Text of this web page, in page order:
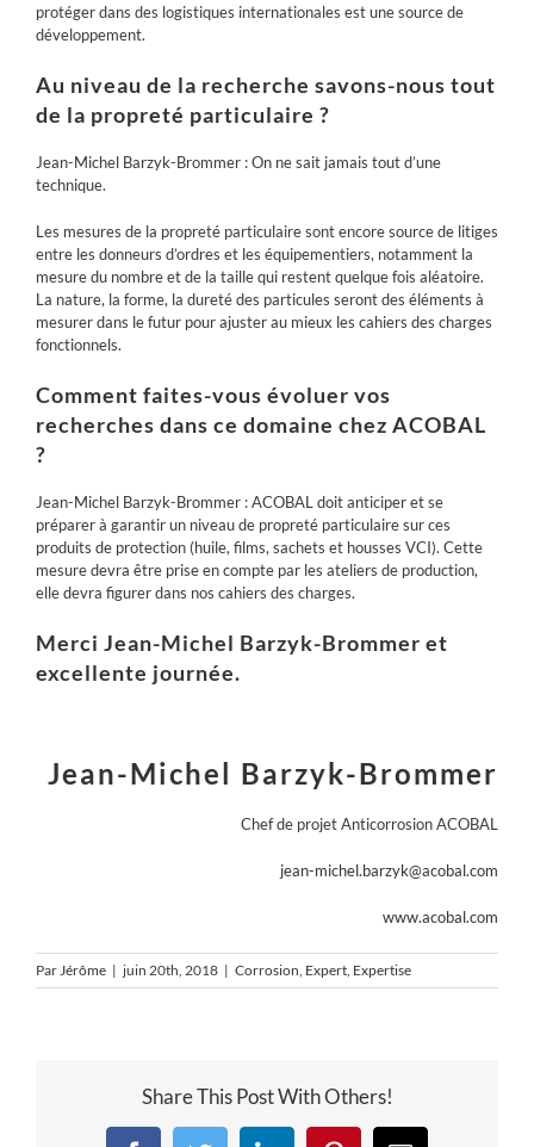
protéger dans des logistiques internationales est une source de
développement.
Au niveau de la recherche savons-nous tout
de la propreté particulaire ?
Jean-Michel Barzyk-Brommer : On ne sait jamais tout d’une
technique.
Les mesures de la propreté particulaire sont encore source de litiges
entre les donneurs d’ordres et les équipementiers, notamment la
mesure du nombre et de la taille qui restent quelque fois aléatoire.
La nature, la forme, la dureté des particules seront des éléments à
mesurer dans le futur pour ajuster au mieux les cahiers des charges
fonctionnels.
Comment faites-vous évoluer vos
recherches dans ce domaine chez ACOBAL
?
Jean-Michel Barzyk-Brommer : ACOBAL doit anticiper et se
préparer à garantir un niveau de propreté particulaire sur ces
produits de protection (huile, films, sachets et housses VCI). Cette
mesure devra être prise en compte par les ateliers de production,
elle devra figurer dans nos cahiers des charges.
Merci Jean-Michel Barzyk-Brommer et
excellente journée.
Jean-Michel Barzyk-Brommer
Chef de projet Anticorrosion ACOBAL
jean-michel.barzyk@acobal.com
www.acobal.com
ParJérôme | juin 20th, 2018 | Corrosion, Expert, Expertise
Share This Post With Others!